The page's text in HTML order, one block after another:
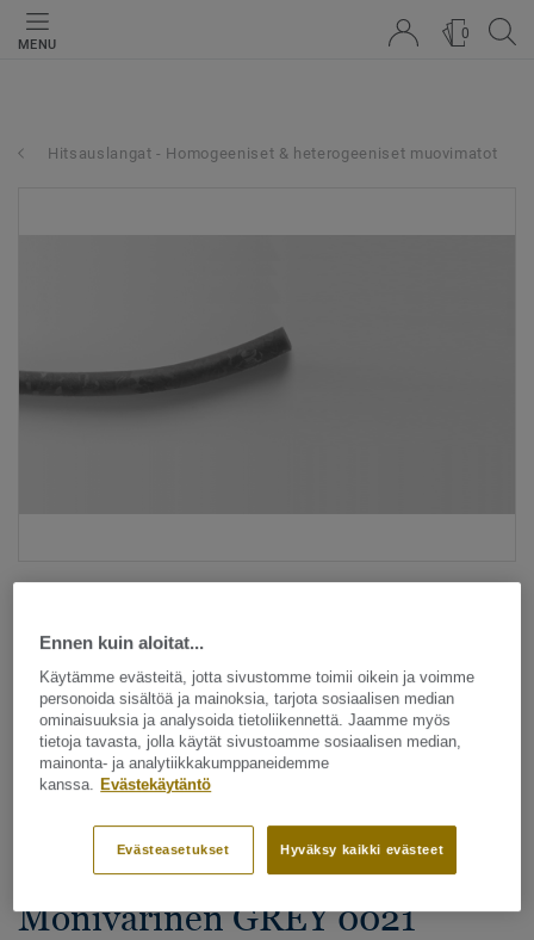
MENU
0
Hitsauslangat - Homogeeniset & heterogeeniset muovimatot
Katso kaikki kuosit - NCS ja LRV (1096)
Hitsauslangat
Hitsauslangat - Homogeeniset
& heterogeeniset muovimatot -
Monivärinen GREY 0021
Ennen kuin aloitat...
Käytämme evästeitä, jotta sivustomme toimii oikein ja voimme
personoida sisältöä ja mainoksia, tarjota sosiaalisen median
ominaisuuksia ja analysoida tietoliikennettä. Jaamme myös
tietoja tavasta, jolla käytät sivustoamme sosiaalisen median,
mainonta- ja analytiikkakumppaneidemme
kanssa. Evästekäytäntö
Hyväksy kaikki evästeet
Evästeasetukset